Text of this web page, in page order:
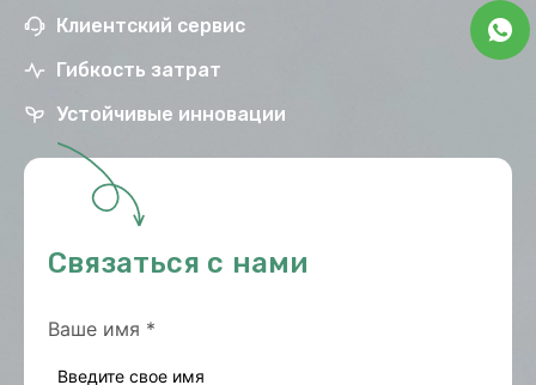
Клиентский сервис
Гибкость затрат
Устойчивые инновации
Связаться с нами
Ваше имя *